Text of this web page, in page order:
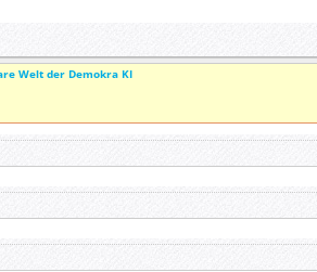
Welt der Demokra KI